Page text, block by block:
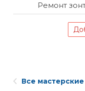
Ремонт
Все